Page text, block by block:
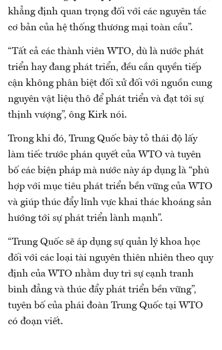
khẳng định quan trọng đối với các nguyên tắc
cơ bản của hệ thống thương mại toàn cầu”.
“Tất cả các thành viên WTO, dù là nước phát
triển hay đang phát triển, đều cần quyền tiếp
cận không phân biệt đối xử đối với nguồn cung
nguyên vật liệu thô để phát triển và đạt tới sự
thịnh vượng”, ông Kirk nói.
Trong khi đó, Trung Quốc bày tỏ thái độ lấy
làm tiếc trước phán quyết của WTO và tuyên
bố các biện pháp mà nước này áp dụng là “phù
hợp với mục tiêu phát triển bền vững của WTO
và giúp thúc đẩy lĩnh vực khai thác khoáng sản
hướng tới sự phát triển lành mạnh”.
“Trung Quốc sẽ áp dụng sự quản lý khoa học
đối với các loại tài nguyên thiên nhiên theo quy
định của WTO nhằm duy trì sự cạnh tranh
bình đẳng và thúc đẩy phát triển bền vững”,
tuyên bố của phái đoàn Trung Quốc tại WTO
có đoạn viết.